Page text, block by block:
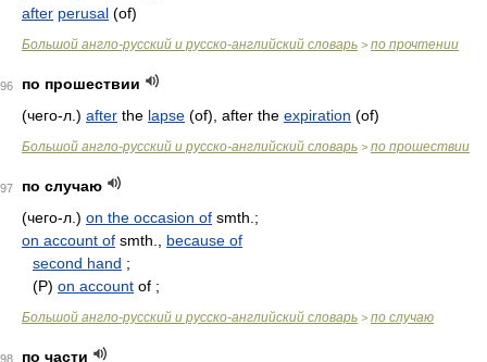
after perusal (of)
Большой англо-русский и русско-английский словарь > по прочтении
96
по прошествии
(чего-л.) after the lapse (of), after the expiration (of)
Большой англо-русский и русско-английский словарь > по прошествии
97
по случаю
(чего-л.) on the occasion of smth.;
on account of smth., because of
second hand ;
(Р) on account of ;
Большой англо-русский и русско-английский словарь > по случаю
98 по части